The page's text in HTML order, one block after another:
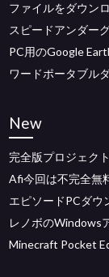
ファイルをダウン
スピードアンダー
PC用のGoogle
ワードポータブル
New
完全版プロジェク
Afi今回は不完全無
エピソードPCダウ
レノボのWindows
Minecraft Pocket